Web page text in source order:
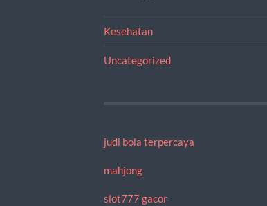
Kesehatan
Uncategorized
judi bola terpercaya
mahjong
slot777 gacor